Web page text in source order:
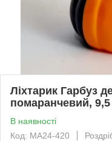
Ліхтарик Гарбуз
помаранчевий,
В наявності
Код: MA24-420